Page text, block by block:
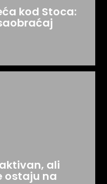
kod Stoca:
ali
ostaju na